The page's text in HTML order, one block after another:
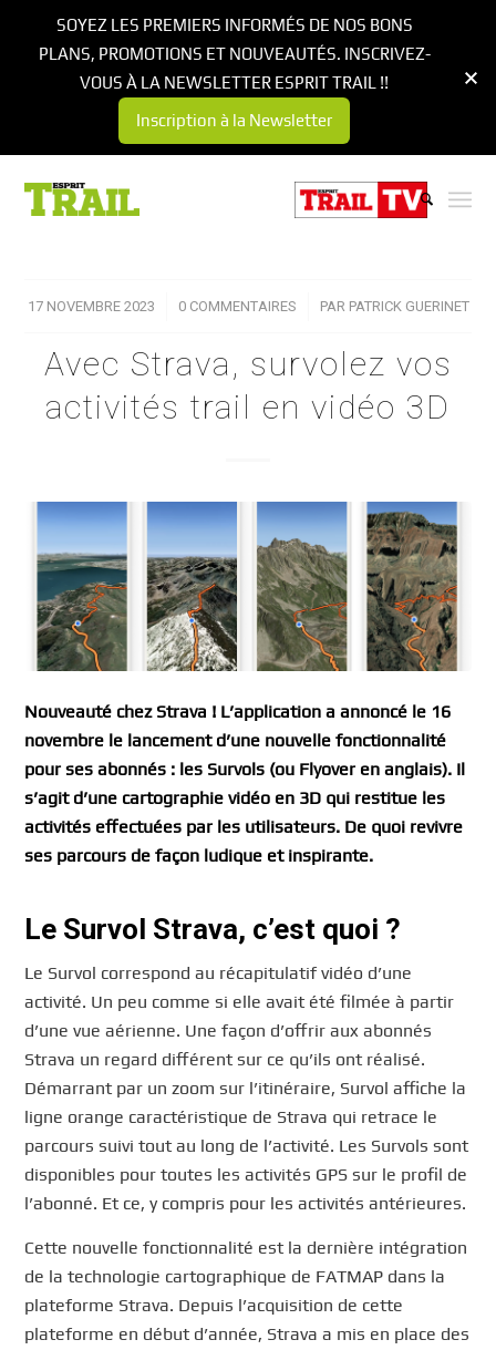
17 NOVEMBRE 2023
/ 0 COMMENTAIRES
/ PAR PATRICK GUERINET
Avec Strava, survolez vos
activités trail en vidéo 3D
Nouveauté chez Strava ! L’application a annoncé le 16
novembre le lancement d’une nouvelle fonctionnalité
pour ses abonnés : les Survols (ou Flyover en anglais). Il
s’agit d’une cartographie vidéo en 3D qui restitue les
activités effectuées par les utilisateurs. De quoi revivre
ses parcours de façon ludique et inspirante.
Le Survol Strava, c’est quoi ?
Le Survol correspond au récapitulatif vidéo d’une
activité. Un peu comme si elle avait été filmée à partir
d’une vue aérienne. Une façon d’offrir aux abonnés
Strava un regard différent sur ce qu’ils ont réalisé.
Démarrant par un zoom sur l’itinéraire, Survol affiche la
ligne orange caractéristique de Strava qui retrace le
parcours suivi tout au long de l’activité. Les Survols sont
disponibles pour toutes les activités GPS sur le profil de
l’abonné. Et ce, y compris pour les activités antérieures.
Cette nouvelle fonctionnalité est la dernière intégration
de la technologie cartographique de FATMAP dans la
plateforme Strava. Depuis l’acquisition de cette
plateforme en début d’année, Strava a mis en place des
SOYEZ LES PREMIERS INFORMÉS DE NOS BONS
PLANS, PROMOTIONS ET NOUVEAUTÉS. INSCRIVEZ-
VOUS À LA NEWSLETTER ESPRIT TRAIL !!
Inscription à la Newsletter